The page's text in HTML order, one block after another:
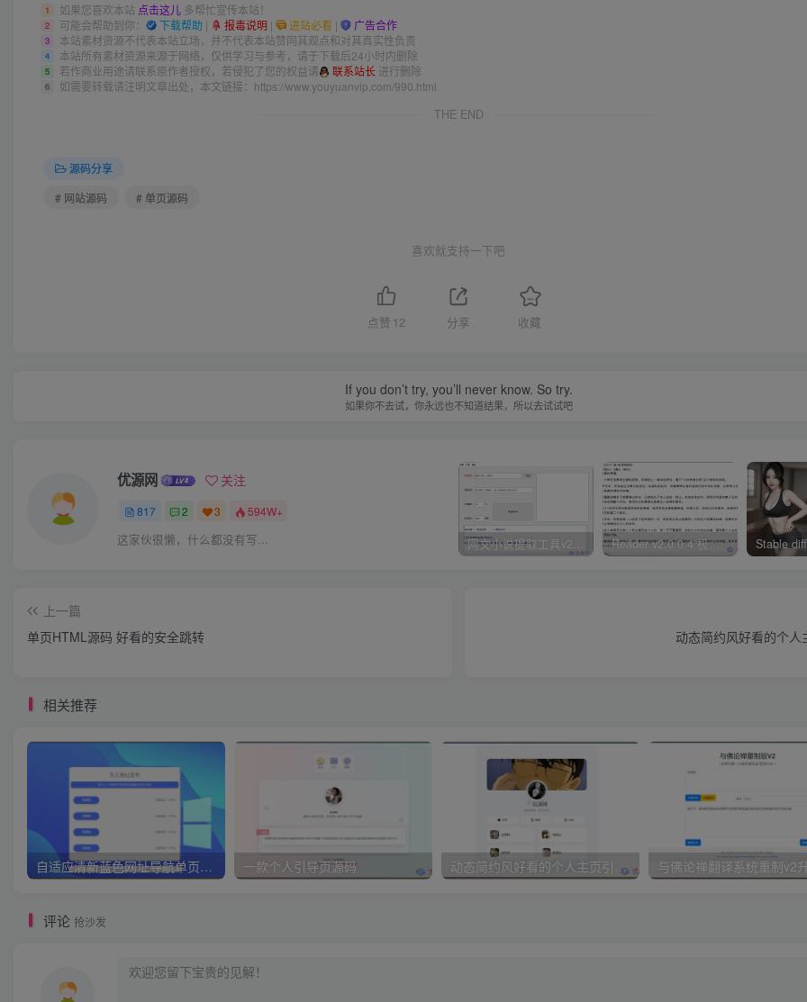
1 如果您喜欢本站 点击这儿 多帮忙宣传本站！
2 可能会帮助到你： 下载帮助 | 报毒说明 | 进站必看 | 广告合作
3 本站素材资源不代表本站立场，并不代表本站赞同其观点和对其真实性负责
4 本站所有素材资源来源于网络，仅供学习与参考，请于下载后24小时内删除
5 若作商业用途请联系原作者授权，若侵犯了您的权益请 联系站长 进行删除
6 如需要转载请注明文章出处，本文链接： https://www.youyuanvip.com/990.html
THE END
源码分享
# 网站源码
# 单页源码
喜欢就支持一下吧
点赞 12 分享 收藏
If you don’t try, you’ll never know. So try.
如果你不去试，你永远也不知道结果，所以去试试吧
优源网 关注
817 2 3 594W+
这家伙很懒，什么都没有写... Reader v2.0.0.4 极简小说阅读器支持导入在线及离线书源
上一篇
单页HTML源码 好看的安全跳转
动态简约风好看的个人
相关推荐
自适应清新蓝色网址导航单页HTML源码 一款个人引导页源码 动态简约风好看的个人主页引导页源码
评论 抢沙发